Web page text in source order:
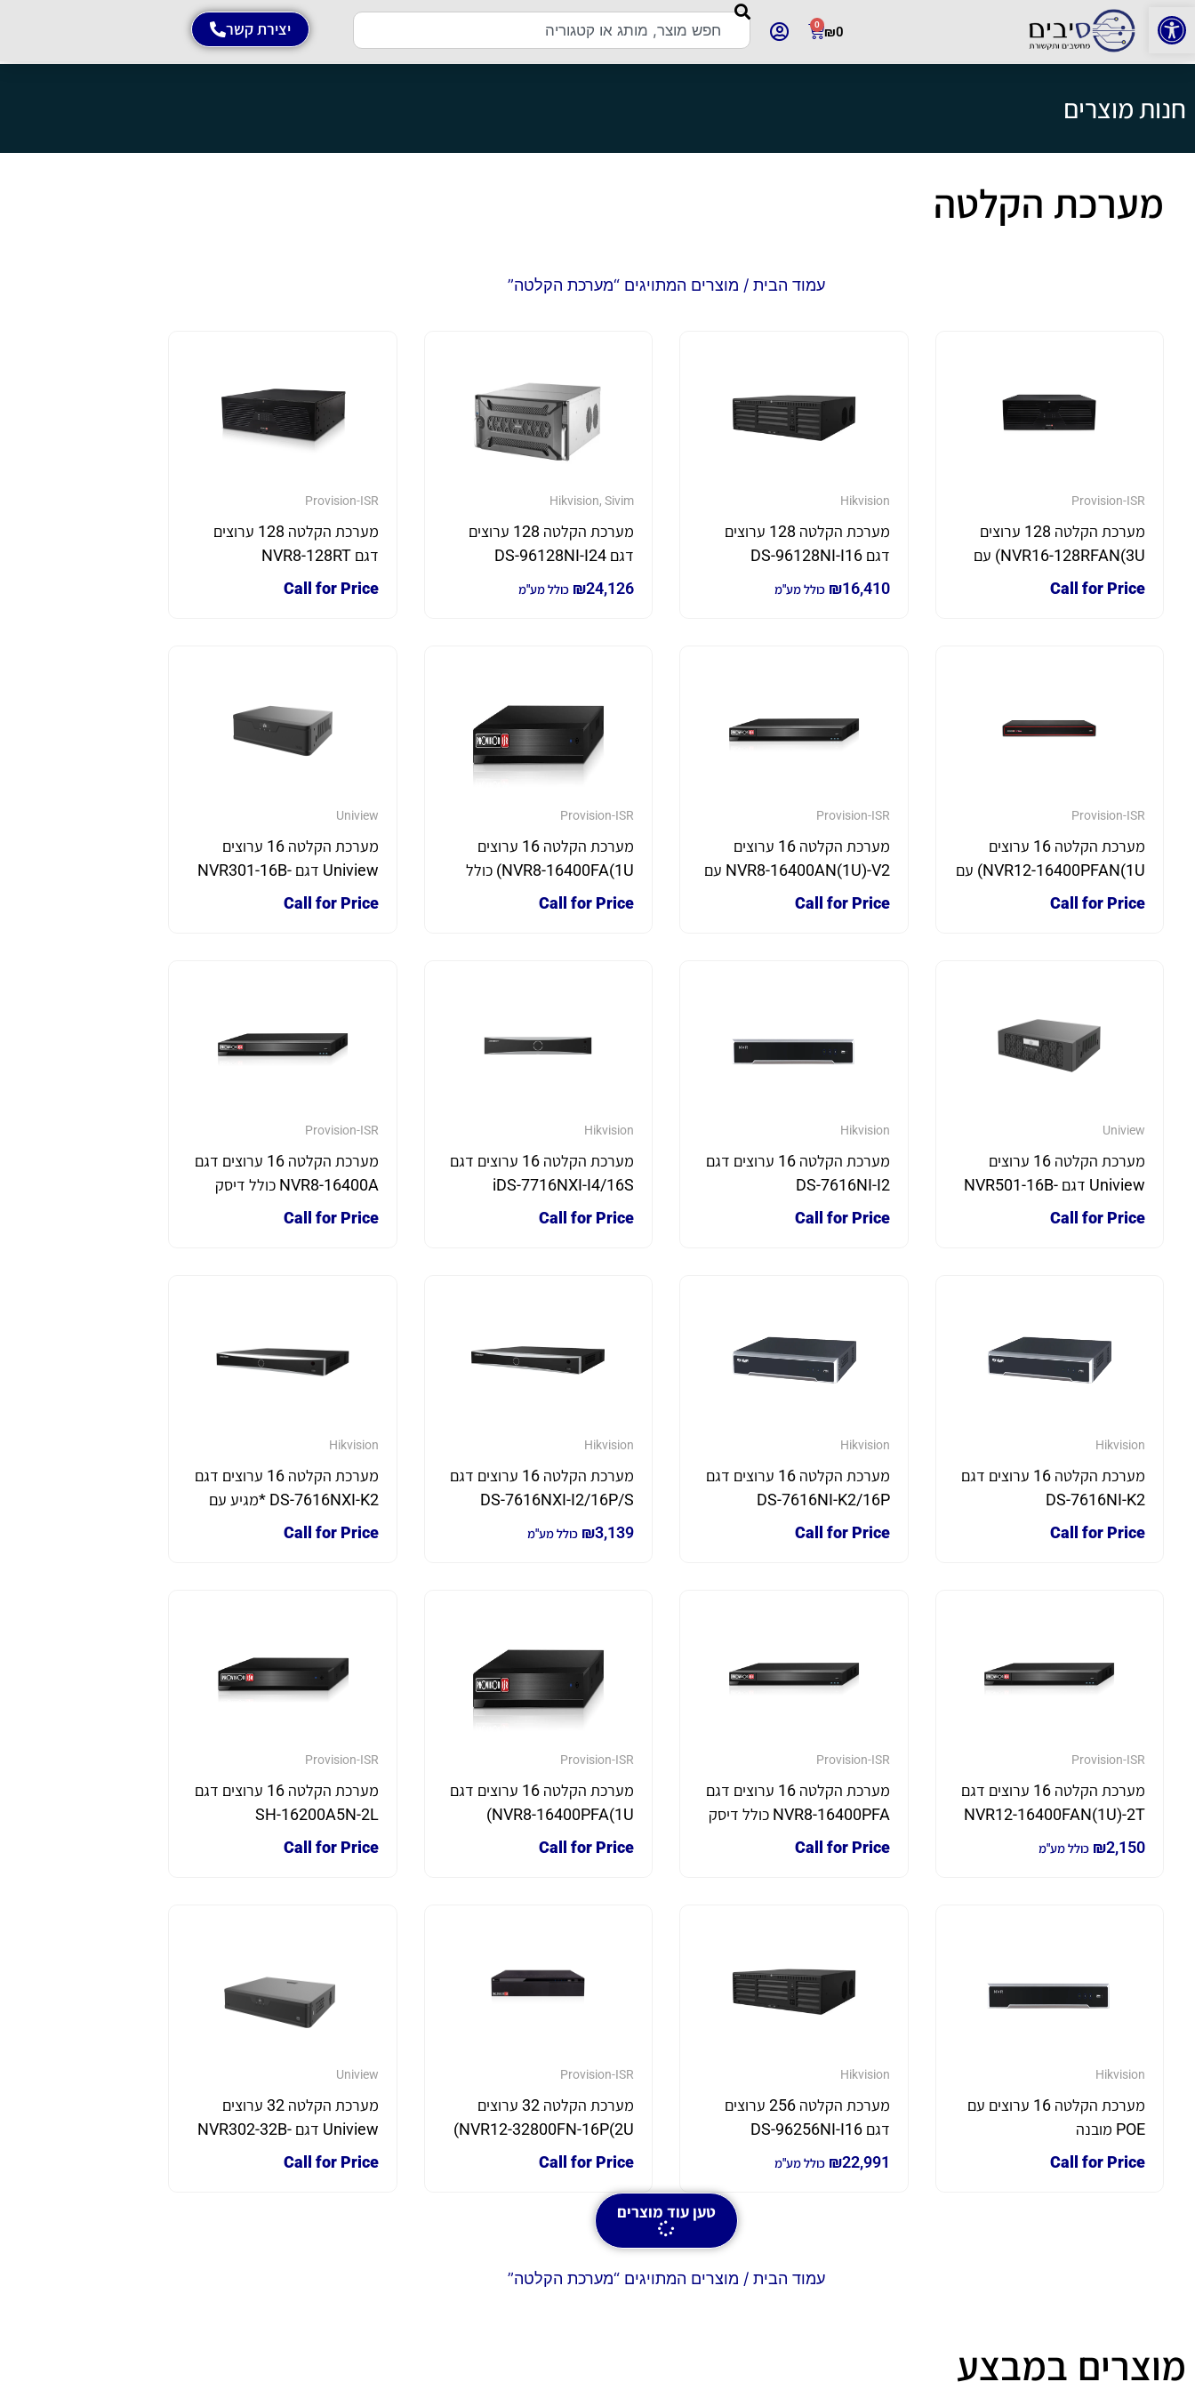
פתח סרגל נגישות ₪0
0 יצירת קשר
חנות מוצרים
מערכת הקלטה
עמוד הבית / מוצרים המתויגים “מערכת הקלטה”
Provision-ISR
מערכת הקלטה 128 ערוצים
NVR16-128RFAN(3U) עם
Check Point כולל דיסק קשיחCall for Price
Hikvision
מערכת הקלטה 128 ערוצים
דגם DS-96128NI-I16
₪16,410 כולל מע"מ
Hikvision, Sivim
מערכת הקלטה 128 ערוצים
דגם DS-96128NI-I24
₪24,126 כולל מע"מ
Provision-ISR
מערכת הקלטה 128 ערוצים
דגם NVR8-128RT
Call for Price
Provision-ISR
מערכת הקלטה 16 ערוצים
NVR12-16400PFAN(1U) עם
Check Point כולל דיסק קשיחCall for Price
Provision-ISR
מערכת הקלטה 16 ערוצים
NVR8-16400AN(1U)-V2 עם
Check Point כולל דיסק קשיחCall for Price
Provision-ISR
מערכת הקלטה 16 ערוצים
NVR8-16400FA(1U) כולל
דיסק קשיח 2T
Call for Price
Uniview
מערכת הקלטה 16 ערוצים
Uniview דגם NVR301-16B-
Call for Price
Uniview
מערכת הקלטה 16 ערוצים
Uniview דגם NVR501-16B-
Call for Price
Hikvision
מערכת הקלטה 16 ערוצים דגם
DS-7616NI-I2
Call for Price
Hikvision
מערכת הקלטה 16 ערוצים דגם
iDS-7716NXI-I4/16S
Call for Price
Provision-ISR
מערכת הקלטה 16 ערוצים דגם
NVR8-16400A כולל דיסק
קשיח 2T
Call for Price
Hikvision
מערכת הקלטה 16 ערוצים דגם
DS-7616NI-K2
Call for Price
Hikvision
מערכת הקלטה 16 ערוצים דגם
DS-7616NI-K2/16P
Call for Price
Hikvision
מערכת הקלטה 16 ערוצים דגם
DS-7616NXI-I2/16P/S
*מגיע עם כונן קשיח 2T מותקן*
₪3,139 כולל מע"מ
Hikvision
מערכת הקלטה 16 ערוצים דגם
DS-7616NXI-K2 *מגיע עם
כונן קשיח 2T*
Call for Price
Provision-ISR
מערכת הקלטה 16 ערוצים דגם
NVR12-16400FAN(1U)-2T
כולל דיסק קשיח 2T
₪2,150 כולל מע"מ
Provision-ISR
מערכת הקלטה 16 ערוצים דגם
NVR8-16400PFA כולל דיסק
קשיח 2T
Call for Price
Provision-ISR
מערכת הקלטה 16 ערוצים דגם
NVR8-16400PFA(1U)
Call for Price
Provision-ISR
מערכת הקלטה 16 ערוצים דגם
SH-16200A5N-2L
Call for Price
Hikvision
מערכת הקלטה 16 ערוצים עם
POE מובנה
Call for Price
Hikvision
מערכת הקלטה 256 ערוצים
דגם DS-96256NI-I16
₪22,991 כולל מע"מ
Provision-ISR
מערכת הקלטה 32 ערוצים
NVR12-32800FN-16P(2U)
Call for Price
Uniview
מערכת הקלטה 32 ערוצים
Uniview דגם NVR302-32B-
Call for Price
טען עוד מוצרים
עמוד הבית / מוצרים המתויגים “מערכת הקלטה”
מוצרים במבצע